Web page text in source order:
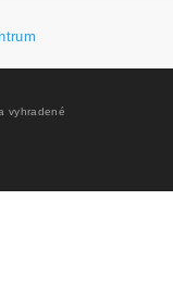
vyhradené